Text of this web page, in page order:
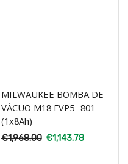
MILWAUKEE BOMBA DE
VÁCUO M18 FVP5 -801
(1x8Ah)
€1,968.00 €1,143.78